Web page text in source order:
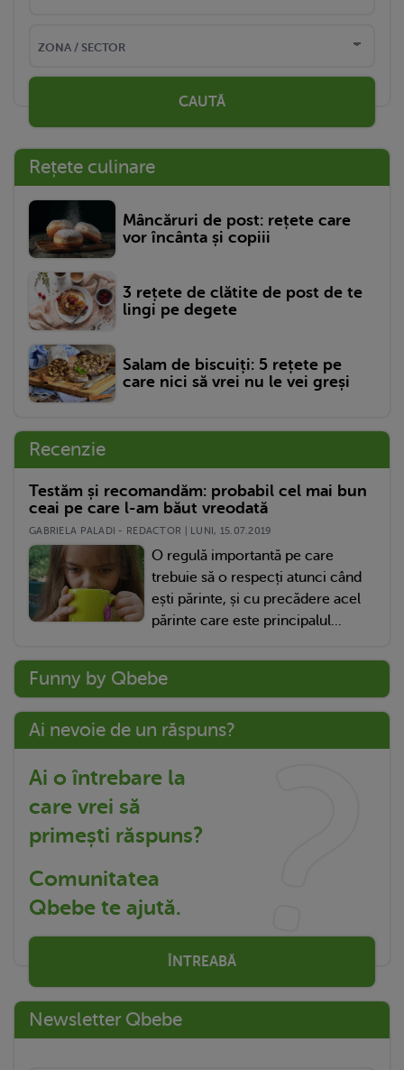
CAUTĂ
Rețete culinare
Mâncăruri de post: rețete care
vor încânta și copiii
3 rețete de clătite de post de te
lingi pe degete
Salam de biscuiți: 5 rețete pe
care nici să vrei nu le vei greși
Recenzie
Testăm și recomandăm: probabil cel mai bun
ceai pe care l-am băut vreodată
GABRIELA PALADI - REDACTOR | LUNI, 15.07.2019
O regulă importantă pe care
trebuie să o respecți atunci când
ești părinte, și cu precădere acel
părinte care este principalul...
Funny by Qbebe
Ai nevoie de un răspuns?
Ai o întrebare la
care vrei să
primești răspuns?
Comunitatea
Qbebe te ajută.
ÎNTREABĂ
Newsletter Qbebe